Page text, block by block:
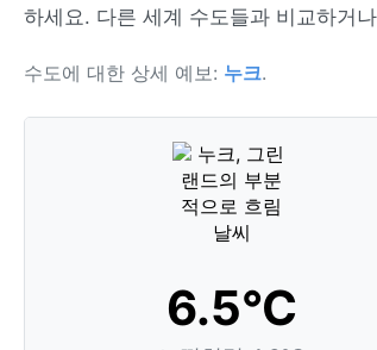
하세요. 다른 세계 수도들과 비교하거나
수도에 대한 상세 예보: 누크.
6.5°C